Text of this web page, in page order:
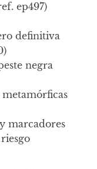
ep497)
definitiva
negra
marcadores